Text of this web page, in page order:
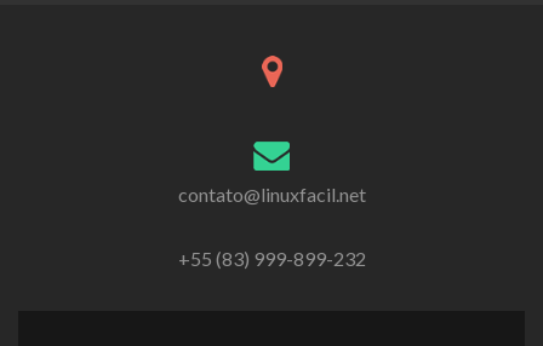
contato@linuxfacil.net
+55 (83) 999-899-232